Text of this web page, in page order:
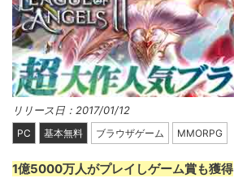
リリース日：2017/01/12
PC 基本無料 ブラウザゲーム MMORPG
1億5000万人がプレイしゲーム賞も獲得